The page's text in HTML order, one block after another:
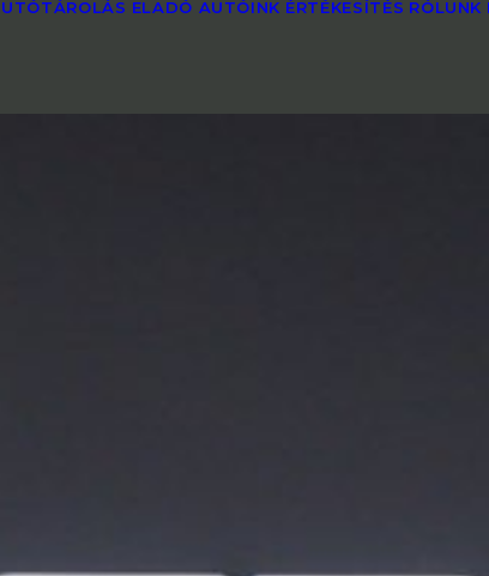
ELADÓ AUTÓINK ÉRTÉKESÍTÉS RÓLUNK